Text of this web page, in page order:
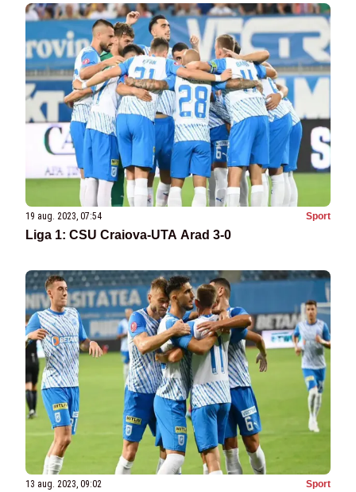
19 aug. 2023, 07:54 Sport
Liga 1: CSU Craiova-UTA Arad 3-0
13 aug. 2023, 09:02 Sport